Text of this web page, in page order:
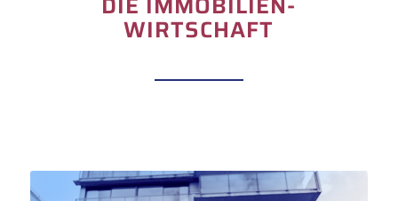
WIRTSCHAFT